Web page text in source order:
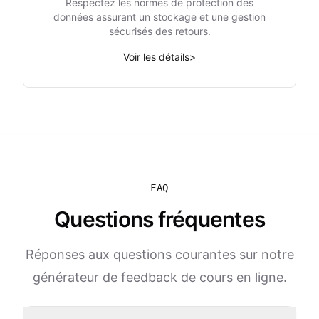
Respectez les normes de protection des
données assurant un stockage et une gestion
sécurisés des retours.
Voir les détails>
FAQ
Questions fréquentes
Réponses aux questions courantes sur notre
générateur de feedback de cours en ligne.